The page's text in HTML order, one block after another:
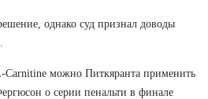
однако суд признал доводы
Carnitine можно Питкяранта применить
о серии пенальти в финале